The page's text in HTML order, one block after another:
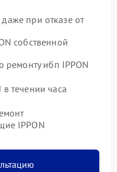
даже при отказе от
собственной
ремонту ибп IPPON
течении часа
IPPON